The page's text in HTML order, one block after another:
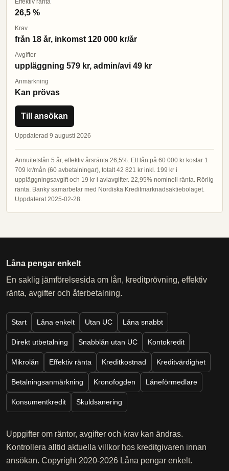
Effektiv ränta
26,5 %
Krav
från 18 år, inkomst 120 000 kr/år
Avgifter
uppläggning 579 kr, admin/avi 49 kr
Anmärkning
Kan prövas
Till ansökan
Uppdaterad 9 augusti 2026
Annuitetslån 5 år, effektiv årsränta 26,5%. Ett lån på 60 000 kr kostar 1
709 kr/mån (60 avbetalningar), totalt 42 821 kr inkl. 199 kr i
uppläggningsavgift och 19 kr i aviavgifter. 22,95% nominell ränta. Rörlig
ränta. Banky samarbetar med Nordiska Kreditmarknadsaktiebolaget.
Uppdaterat 2025-02-28.
Låna pengar enkelt
En saklig jämförelsesida om lån, kreditprövning, effektiv
ränta, avgifter och återbetalning.
Start Låna enkelt Utan UC Låna snabbt
Direkt utbetalning Snabblån utan UC Kontokredit
Mikrolån Effektiv ränta Kreditkostnad Kreditvärdighet
Betalningsanmärkning Kronofogden Låneförmedlare
Konsumentkredit Skuldsanering
Uppgifter om räntor, avgifter och krav kan ändras.
Kontrollera alltid aktuella villkor hos kreditgivaren innan
ansökan. Copyright 2020-2026 Låna pengar enkelt.